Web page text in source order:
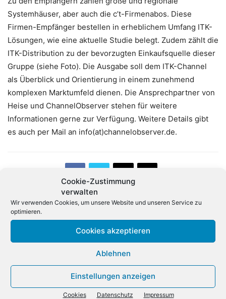
Cookie-Zustimmung
verwalten
Wir verwenden Cookies, um unsere Website und unseren Service zu
optimieren.
Cookies akzeptieren
Ablehnen
Einstellungen anzeigen
Cookies Datenschutz Impressum
Systemhäuser, aber auch die c’t-Firmenabos. Diese
Firmen-Empfänger bestellen in erheblichem Umfang ITK-
Lösungen, wie eine aktuelle Studie belegt. Zudem zählt die
ITK-Distribution zu der bevorzugten Einkaufsquelle dieser
Gruppe (siehe Foto). Die Ausgabe soll dem ITK-Channel
als Überblick und Orientierung in einem zunehmend
komplexen Marktumfeld dienen. Die Ansprechpartner von
Heise und ChannelObserver stehen für weitere
Informationen gerne zur Verfügung. Weitere Details gibt
es auch per Mail an info(at)channelobserver.de.
Vorheriger Artikel
Apple erneuert Notebook-
Portfolio
Nächster Artikel
gfu: Künstliche Intelligenz
erreicht
Verwandte Artikel